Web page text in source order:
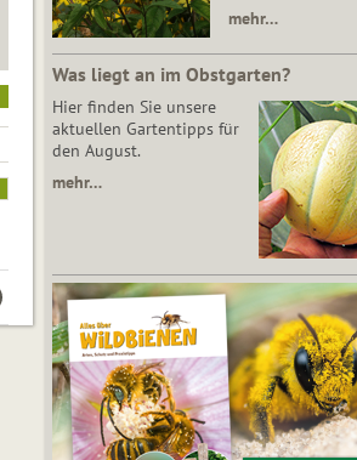
mehr…
Was liegt an im Obstgarten?
Hier finden Sie unsere
aktuellen Gartentipps für
den August.
mehr…